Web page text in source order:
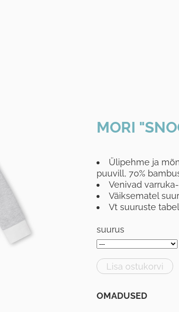
MORI
Ülipehme ja
puuvill, 70%
Venivad
Väiksematel
Vt suuruste
suurus
Lisa ostukorvi
OMADUSED